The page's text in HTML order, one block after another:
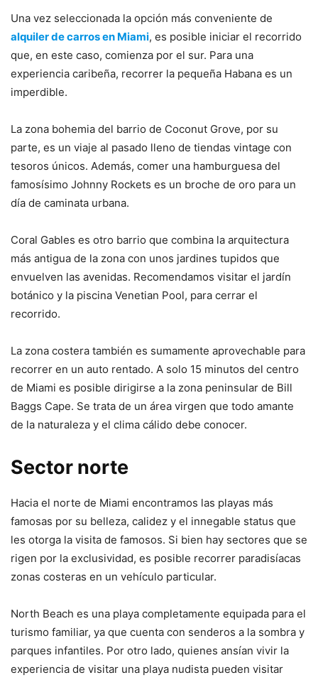
Una vez seleccionada la opción más conveniente de
alquiler de carros en Miami, es posible iniciar el recorrido
que, en este caso, comienza por el sur. Para una
experiencia caribeña, recorrer la pequeña Habana es un
imperdible.
La zona bohemia del barrio de Coconut Grove, por su
parte, es un viaje al pasado lleno de tiendas vintage con
tesoros únicos. Además, comer una hamburguesa del
famosísimo Johnny Rockets es un broche de oro para un
día de caminata urbana.
Coral Gables es otro barrio que combina la arquitectura
más antigua de la zona con unos jardines tupidos que
envuelven las avenidas. Recomendamos visitar el jardín
botánico y la piscina Venetian Pool, para cerrar el
recorrido.
La zona costera también es sumamente aprovechable para
recorrer en un auto rentado. A solo 15 minutos del centro
de Miami es posible dirigirse a la zona peninsular de Bill
Baggs Cape. Se trata de un área virgen que todo amante
de la naturaleza y el clima cálido debe conocer.
Sector norte
Hacia el norte de Miami encontramos las playas más
famosas por su belleza, calidez y el innegable status que
les otorga la visita de famosos. Si bien hay sectores que se
rigen por la exclusividad, es posible recorrer paradisíacas
zonas costeras en un vehículo particular.
North Beach es una playa completamente equipada para el
turismo familiar, ya que cuenta con senderos a la sombra y
parques infantiles. Por otro lado, quienes ansían vivir la
experiencia de visitar una playa nudista pueden visitar